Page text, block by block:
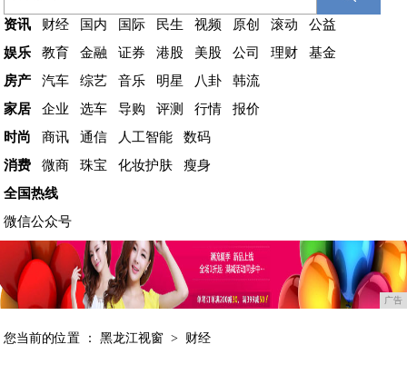
资讯 财经 国内 国际 民生 视频 原创 滚动
公益
娱乐
教育 金融 证券 港股 美股 公司 理财
基金
房产
汽车 综艺 音乐 明星 八卦
韩流
家居
企业 选车 导购 评测 行情
报价
时尚
商讯 通信 人工智能
数码
消费
微商 珠宝 化妆护肤
瘦身
全国热线
微信公众号
广告
您当前的位置 ：黑龙江视窗 > 财经